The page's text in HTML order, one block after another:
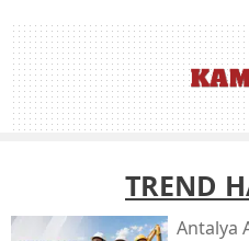
TREND
Antalya